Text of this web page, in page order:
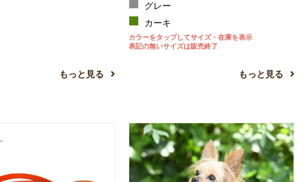
もっと見る
グレー
カーキ
カラーをタップしてサイズ・在庫を表示
表記の無いサイズは販売終了
もっと見る